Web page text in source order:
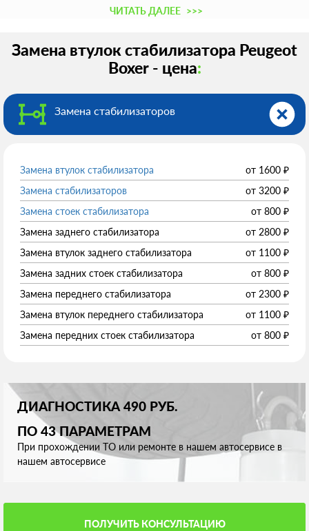
ЧИТАТЬ ДАЛЕЕ >>>
Замена втулок стабилизатора Peugeot
Boxer - цена:
Замена стабилизаторов
Замена втулок стабилизатора от 1600 ₽
Замена стабилизаторов
от 3200 ₽
Замена стоек стабилизатора
от 800 ₽
Замена заднего стабилизатора
от 2800 ₽
Замена втулок заднего стабилизатора
от 1100 ₽
Замена задних стоек стабилизатора
от 800 ₽
Замена переднего стабилизатора
от 2300 ₽
Замена втулок переднего стабилизатора
от 1100 ₽
Замена передних стоек стабилизатора
от 800 ₽
ДИАГНОСТИКА 490 РУБ.
ПО 43 ПАРАМЕТРАМ
При прохождении ТО или ремонте в нашем автосервисе в
нашем автосервисе
ПОЛУЧИТЬ КОНСУЛЬТАЦИЮ